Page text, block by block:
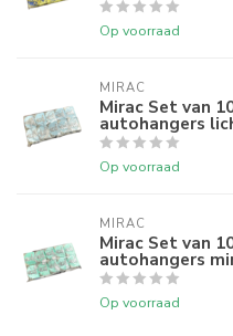
Op voorraad
MIRAC
Mirac Set van
autohangers
Op voorraad
MIRAC
Mirac Set van
autohangers
Op voorraad